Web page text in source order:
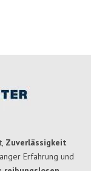
Zuverlässigkeit
Erfahrung und